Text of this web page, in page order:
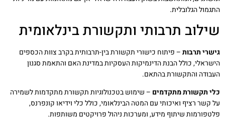
התגמול הגלובלית.
שילוב תרבותי ותקשורת בינלאומית
גישרי תרבות– פיתוח כישורי תקשורת בין-תרבותית בקרב צוות הכספים
הישראלי, כולל הבנת הדינמיקות העסקיות במדינת האם והתאמת סגנון
העבודה והתקשורת בהתאם.
כלי תקשורת מתקדמים – שימוש בטכנולוגיות תקשורת מתקדמות לשמירה
על קשר רציף ואיכותי עם המטה הבינלאומי, כולל כלי וידיאו קונפרנס,
פלטפורמות שיתוף מידע, ומערכות ניהול פרויקטים משותפות.